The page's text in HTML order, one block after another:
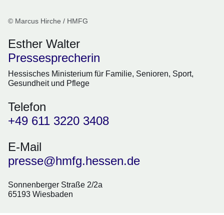
© Marcus Hirche / HMFG
Esther Walter
Pressesprecherin
Hessisches Ministerium für Familie, Senioren, Sport,
Gesundheit und Pflege
Telefon
+49 611 3220 3408
E-Mail
presse@hmfg.hessen.de
Sonnenberger Straße 2/2a
65193 Wiesbaden